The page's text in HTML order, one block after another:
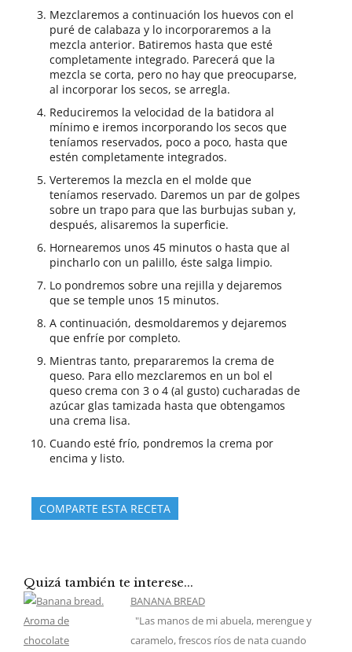
Mezclaremos a continuación los huevos con el
puré de calabaza y lo incorporaremos a la
mezcla anterior. Batiremos hasta que esté
completamente integrado. Parecerá que la
mezcla se corta, pero no hay que preocuparse,
al incorporar los secos, se arregla.
Reduciremos la velocidad de la batidora al
mínimo e iremos incorporando los secos que
teníamos reservados, poco a poco, hasta que
estén completamente integrados.
Verteremos la mezcla en el molde que
teníamos reservado. Daremos un par de golpes
sobre un trapo para que las burbujas suban y,
después, alisaremos la superficie.
Hornearemos unos 45 minutos o hasta que al
pincharlo con un palillo, éste salga limpio.
Lo pondremos sobre una rejilla y dejaremos
que se temple unos 15 minutos.
A continuación, desmoldaremos y dejaremos
que enfríe por completo.
Mientras tanto, prepararemos la crema de
queso. Para ello mezclaremos en un bol el
queso crema con 3 o 4 (al gusto) cucharadas de
azúcar glas tamizada hasta que obtengamos
una crema lisa.
Cuando esté frío, pondremos la crema por
encima y listo.
COMPARTE ESTA RECETA
Quizá también te interese...
BANANA BREAD
"Las manos de mi abuela, merengue y
caramelo, frescos ríos de nata cuando